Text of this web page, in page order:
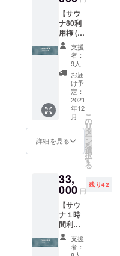
ドファ
ンディ
ング限
定で値
下げさ
せてい
ただい
ており
ます。
【サウ
ナ80利
用権 (5
回分)】
※販売予
定価格
より10
～20％
引き ※
有効期
OPEN
より1年
※ご本人
様以外
でも利
クラウ
ドファ
ンディ
ング限
定で値
下げさ
せてい
ただい
支援
者：
9人
お届
け予
定：
2021
年12
月
詳細を見る
こ
の
リ
タ
ー
ン
を
選
択
す
る
33,
000 円
残り42
【サウ
ナ１時
間利用
券（10
回
分）】
支援
者：